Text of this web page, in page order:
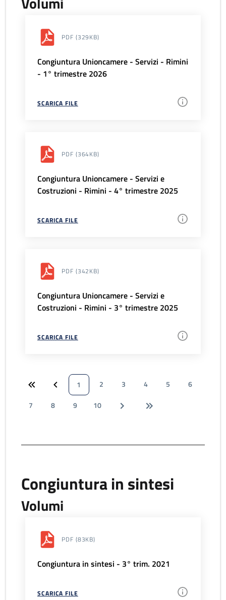
PDF (329KB)
Congiuntura Unioncamere - Servizi - Rimini
- 1° trimestre 2026
SCARICA FILE
PDF (364KB)
Congiuntura Unioncamere - Servizi e
Costruzioni - Rimini - 4° trimestre 2025
SCARICA FILE
PDF (342KB)
Congiuntura Unioncamere - Servizi e
Costruzioni - Rimini - 3° trimestre 2025
SCARICA FILE
1 2 3 4 5
6
7
8 9 10
Congiuntura in sintesi
Volumi
PDF (83KB)
Congiuntura in sintesi - 3° trim. 2021
SCARICA FILE